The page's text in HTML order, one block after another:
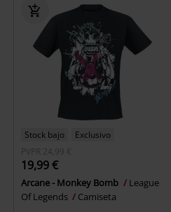
Stock bajo
Exclusivo
PVPR 24,99 €
19,99 €
Arcane - Monkey Bomb
League
Of Legends
Camiseta